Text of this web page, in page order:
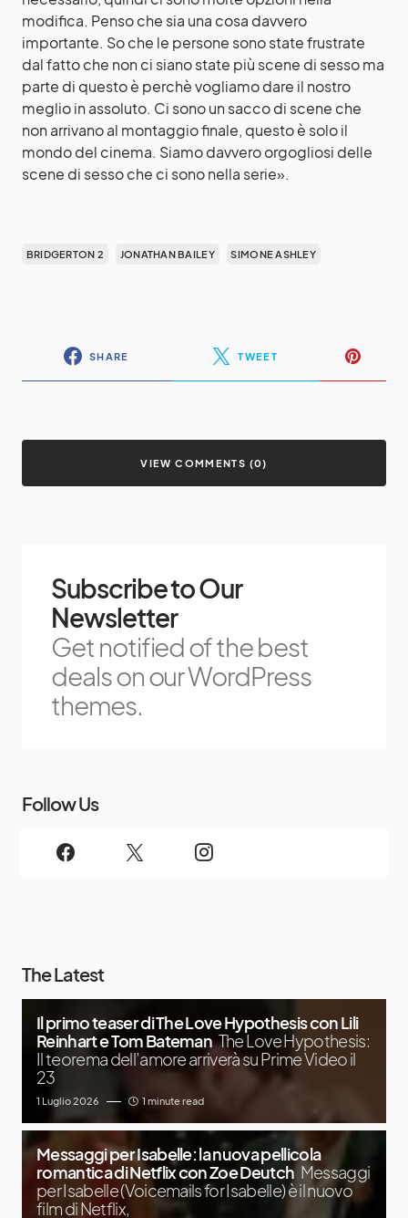
modifica. Penso che sia una cosa davvero
importante. So che le persone sono state frustrate
dal fatto che non ci siano state più scene di sesso ma
parte di questo è perchè vogliamo dare il nostro
meglio in assoluto. Ci sono un sacco di scene che
non arrivano al montaggio finale, questo è solo il
mondo del cinema. Siamo davvero orgogliosi delle
scene di sesso che ci sono nella serie».
BRIDGERTON 2 JONATHAN BAILEY SIMONE ASHLEY
SHARE TWEET
VIEW COMMENTS (0)
Subscribe to Our
Newsletter
Get notified of the best
deals on our WordPress
themes.
Follow Us
The Latest
Il primo teaser di The Love Hypothesis con Lili
Reinhart e Tom Bateman The Love Hypothesis:
Il teorema dell’amore arriverà su Prime Video il
23
1 Luglio 2026 1 minute read
Messaggi per Isabelle: la nuova pellicola
romantica di Netflix con Zoe Deutch Messaggi
per Isabelle (Voicemails for Isabelle) è il nuovo
film di Netflix,